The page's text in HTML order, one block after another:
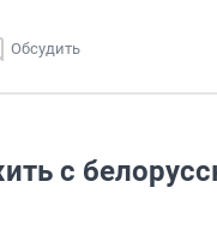
Обсудить
с